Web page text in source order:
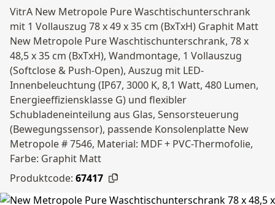
VitrA New Metropole Pure Waschtischunterschrank
mit 1 Vollauszug 78 x 49 x 35 cm (BxTxH) Graphit Matt
New Metropole Pure Waschtischunterschrank, 78 x
48,5 x 35 cm (BxTxH), Wandmontage, 1 Vollauszug
(Softclose & Push-Open), Auszug mit LED-
Innenbeleuchtung (IP67, 3000 K, 8,1 Watt, 480 Lumen,
Energieeffiziensklasse G) und flexibler
Schubladeneinteilung aus Glas, Sensorsteuerung
(Bewegungssensor), passende Konsolenplatte New
Metropole # 7546, Material: MDF + PVC-Thermofolie,
Farbe: Graphit Matt
Produktcode: 67417